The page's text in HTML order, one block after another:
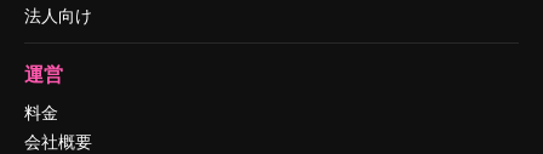
法人向け
運営
料金
会社概要